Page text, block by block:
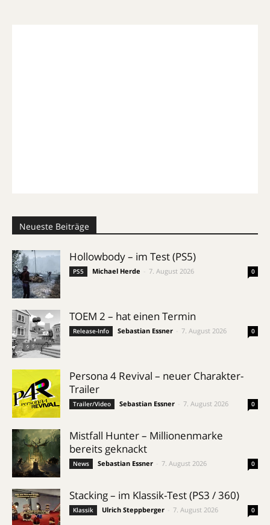
Neueste Beiträge
Hollowbody – im Test (PS5)
PS5 Michael Herde 7. August 2026 0
TOEM 2 – hat einen Termin
Release-Info Sebastian Essner 7. August 2026 0
Persona 4 Revival – neuer Charakter-
Trailer
Trailer/Video Sebastian Essner 7. August 2026 0
Mistfall Hunter – Millionenmarke
bereits geknackt
News Sebastian Essner 7. August 2026 0
Stacking – im Klassik-Test (PS3 / 360)
Klassik Ulrich Steppberger 7. August 2026 0